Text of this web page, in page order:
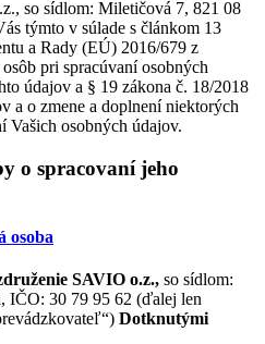
so sídlom: Miletičová 7, 821 08
týmto v súlade s článkom 13
a Rady (EÚ) 2016/679 z
pri spracúvaní osobných
údajov a § 19 zákona č. 18/2018
a o zmene a doplnení niektorých
Vašich osobných údajov.
o spracovaní jeho
osoba
SAVIO o.z., so sídlom:
IČO: 30 79 95 62 (ďalej len
Dotknutými